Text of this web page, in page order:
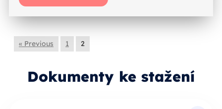
« Previous 1 2
Dokumenty ke stažení